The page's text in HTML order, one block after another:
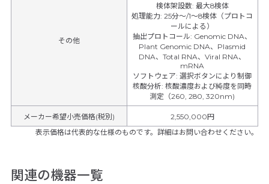
その他
検体架設数: 最大8検体
処理能力:25分～/1～8検体（プロトコ
ールによる）
抽出プロトコール: Genomic DNA、
Plant Genomic DNA、Plasmid
DNA、Total RNA、Viral RNA、
mRNA
ソフトウェア:選択ボタンにより制御
核酸分析:核酸濃度および純度を同時
測定（260, 280, 320nm)
メーカー希望小売価格(税別)
2,550,000円
表示価格は代表的な仕様のものです。詳細はお問い合わせください。
関連の機器一覧